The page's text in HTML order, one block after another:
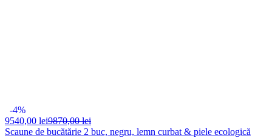
-4%
9540,00 lei9870,00 lei
Scaune de bucătărie 2 buc, negru, lemn curbat & piele ecologică